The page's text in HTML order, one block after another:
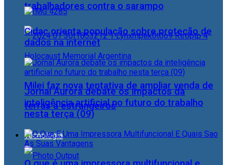
trabalhadores contra o sarampo
Milei faz nova tentativa de ampliar venda de
terras a estrangeiros
Tecnologia
Cidac orienta população sobre proteção de
dados na internet
Jornal Aurora debate os impactos da
inteligência artificial no futuro do trabalho
nesta terça (09)